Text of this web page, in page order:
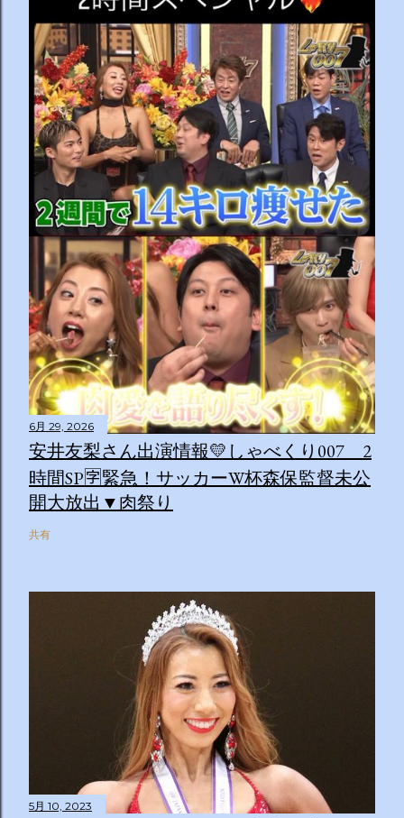
6月 29, 2026
安井友梨さん出演情報💛しゃべくり007 2
時間SP🈑緊急！サッカーW杯森保監督未公
開大放出▼肉祭り
共有
5月 10, 2023